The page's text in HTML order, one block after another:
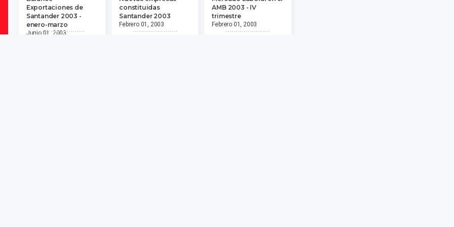
Exportaciones de
Santander 2003 -
enero-marzo
Junio 01, 2003
constituidas
Santander 2003
Febrero 01, 2003
AMB 2003 - IV
trimestre
Febrero 01, 2003